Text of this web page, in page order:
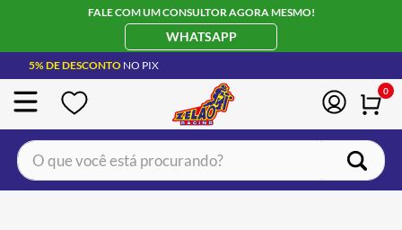
FALE COM UM CONSULTOR AGORA MESMO!
WHATSAPP
5% DE DESCONTO NO PIX
0
O que você está procurando?